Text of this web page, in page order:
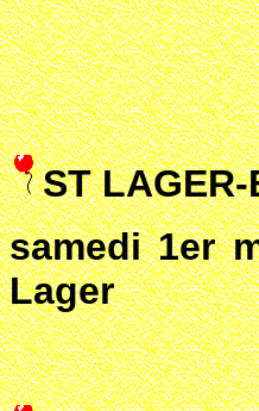
ST
samedi 1er
Lager